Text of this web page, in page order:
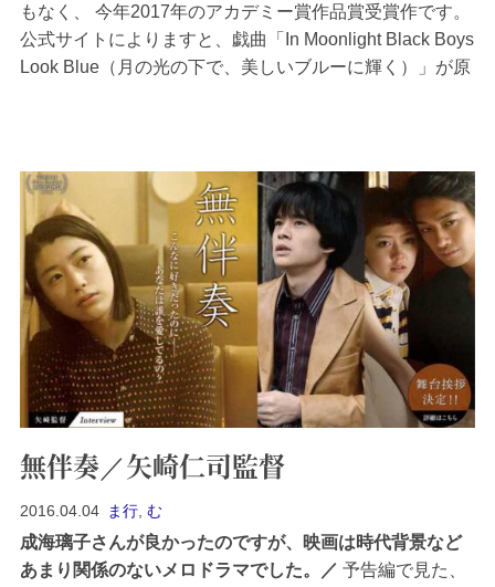
もなく、 今年2017年のアカデミー賞作品賞受賞作です。
公式サイトによりますと、戯曲「In Moonlight Black Boys
Look Blue（月の光の下で、美しいブルーに輝く）」が原
無伴奏／矢崎仁司監督
2016.04.04 ま行, む
成海璃子さんが良かったのですが、映画は時代背景など
あまり関係のないメロドラマでした。
予告編で見た、